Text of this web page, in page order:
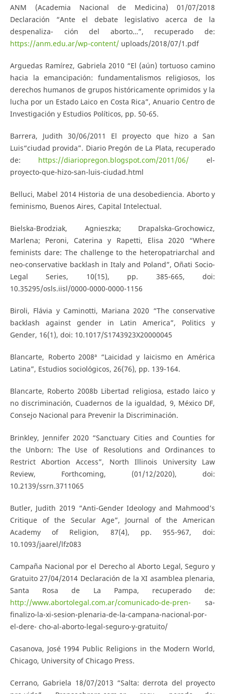
ANM (Academia Nacional de Medicina) 01/07/2018
Declaración “Ante el debate legislativo acerca de la
despenaliza- ción del aborto…”, recuperado de:
https://anm.edu.ar/wp-content/uploads/2018/07/1.pdf
Arguedas Ramírez, Gabriela 2010 “El (aún) tortuoso camino
hacia la emancipación: fundamentalismos religiosos, los
derechos humanos de grupos históricamente oprimidos y la
lucha por un Estado Laico en Costa Rica”, Anuario Centro de
Investigación y Estudios Políticos, pp. 50-65.
Barrera, Judith 30/06/2011 El proyecto que hizo a San
Luis“ciudad provida”. Diario Pregón de La Plata, recuperado
de: https://diariopregon.blogspot.com/2011/06/ el-
proyecto-que-hizo-san-luis-ciudad.html
Belluci, Mabel 2014 Historia de una desobediencia. Aborto y
feminismo, Buenos Aires, Capital Intelectual.
Bielska-Brodziak, Agnieszka; Drapalska-Grochowicz,
Marlena; Peroni, Caterina y Rapetti, Elisa 2020 “Where
feminists dare: The challenge to the heteropatriarchal and
neo-conservative backlash in Italy and Poland”, Oñati Socio-
Legal Series, 10(15), pp. 385-665, doi:
10.35295/osls.iisl/0000-0000-0000-1156
Biroli, Flávia y Caminotti, Mariana 2020 “The conservative
backlash against gender in Latin America”, Politics y
Gender, 16(1), doi: 10.1017/S1743923X20000045
Blancarte, Roberto 2008ª “Laicidad y laicismo en América
Latina”, Estudios sociológicos, 26(76), pp. 139-164.
Blancarte, Roberto 2008b Libertad religiosa, estado laico y
no discriminación, Cuadernos de la igualdad, 9, México DF,
Consejo Nacional para Prevenir la Discriminación.
Brinkley, Jennifer 2020 “Sanctuary Cities and Counties for
the Unborn: The Use of Resolutions and Ordinances to
Restrict Abortion Access”, North Illinois University Law
Review, Forthcoming, (01/12/2020), doi:
10.2139/ssrn.3711065
Butler, Judith 2019 “Anti-Gender Ideology and Mahmood’s
Critique of the Secular Age”, Journal of the American
Academy of Religion, 87(4), pp. 955-967, doi:
10.1093/jaarel/lfz083
Campaña Nacional por el Derecho al Aborto Legal, Seguro y
Gratuito 27/04/2014 Declaración de la XI asamblea plenaria,
Santa Rosa de La Pampa, recuperado de:
http://www.abortolegal.com.ar/comunicado-de-pren- sa-
finalizo-la-xi-sesion-plenaria-de-la-campana-nacional-por-
el-dere- cho-al-aborto-legal-seguro-y-gratuito/
Casanova, José 1994 Public Religions in the Modern World,
Chicago, University of Chicago Press.
Cerrano, Gabriela 18/07/2013 “Salta: derrota del proyecto